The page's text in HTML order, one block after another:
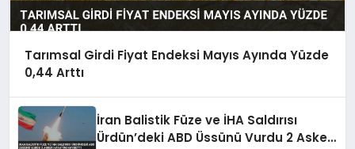
Tarımsal Girdi Fiyat Endeksi Mayıs Ayında Yüzde
0,44 Arttı
İran Balistik Füze ve İHA Saldırısı
Ürdün’deki ABD Üssünü Vurdu 2 Asker